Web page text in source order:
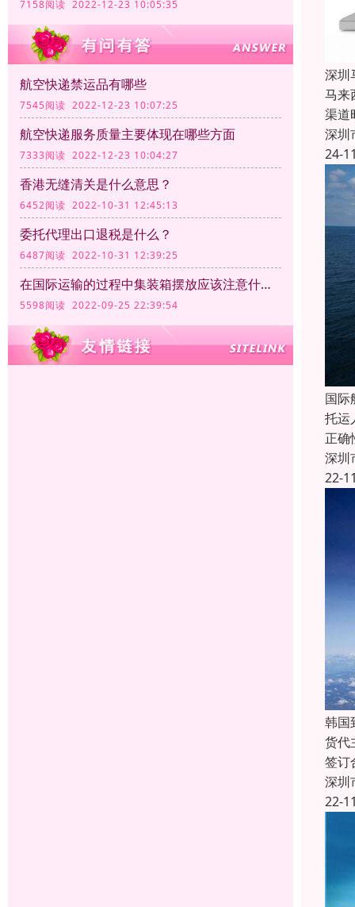
7158阅读 2022-12-23 10:05:35
航空快递禁运品有哪些
7545阅读 2022-12-23 10:07:25
航空快递服务质量主要体现在哪些方面
7333阅读 2022-12-23 10:04:27
香港无缝清关是什么意思？
6452阅读 2022-10-31 12:45:13
委托代理出口退税是什么？
6487阅读 2022-10-31 12:39:25
在国际运输的过程中集装箱摆放应该注意什么？
5598阅读 2022-09-25 22:39:54
深圳
马来
渠道
深圳
24-
国际
托运
正确
深圳
22-
韩国
货代
签订
深圳
22-